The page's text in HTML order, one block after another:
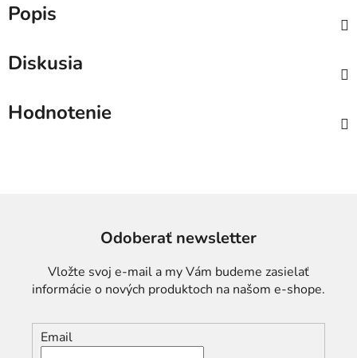
Popis
Diskusia
Hodnotenie
Odoberať newsletter
Vložte svoj e-mail a my Vám budeme zasielať
informácie o nových produktoch na našom e-shope.
Email